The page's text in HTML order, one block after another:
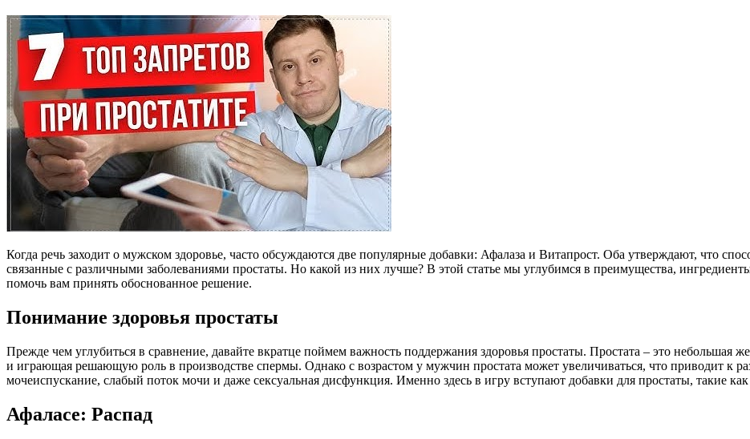
Когда речь заходит о мужском здоровье, часто обсуждаются две популярные добавки: Афалаза и Витапрост. Оба утверждают, что
связанные с различными заболеваниями простаты. Но какой из них лучше? В этой статье мы углубимся в преимущества,
помочь вам принять обоснованное решение.
Понимание здоровья простаты
Прежде чем углубиться в сравнение, давайте вкратце поймем важность поддержания здоровья простаты. Простата – это небольшая
и играющая решающую роль в производстве спермы. Однако с возрастом у мужчин простата может увеличиваться, что приводит к
мочеиспускание, слабый поток мочи и даже сексуальная дисфункция. Именно здесь в игру вступают добавки для простаты, такие
Афаласе: Распад